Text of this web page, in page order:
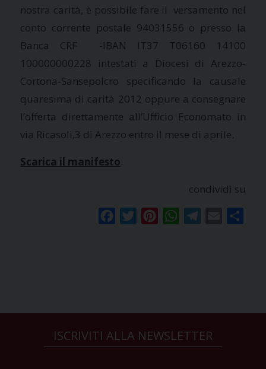
nostra carità, è possibile fare il versamento nel
conto corrente postale 94031556 o presso la
Banca CRF -IBAN IT37 T06160 14100
100000000228 intestati a Diocesi di Arezzo-
Cortona-Sansepolcro specificando la causale
quaresima di carità 2012 oppure a consegnare
l’offerta direttamente all’Ufficio Economato in
via Ricasoli,3 di Arezzo entro il mese di aprile.
Scarica il manifesto.
condividi su
FacebookTwitterPinterestWhatsAppTelegram
Email
ISCRIVITI ALLA NEWSLETTER